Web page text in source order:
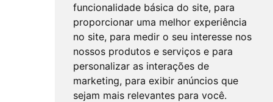
funcionalidade básica do site, para
proporcionar uma melhor experiência
no site, para medir o seu interesse nos
nossos produtos e serviços e para
personalizar as interações de
marketing, para exibir anúncios que
sejam mais relevantes para você.